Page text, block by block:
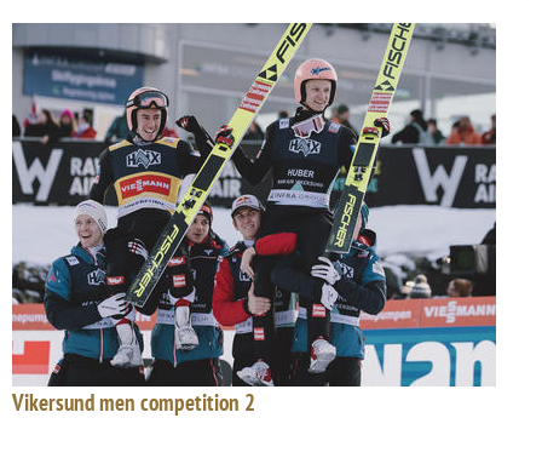
Vikersund men competition 2